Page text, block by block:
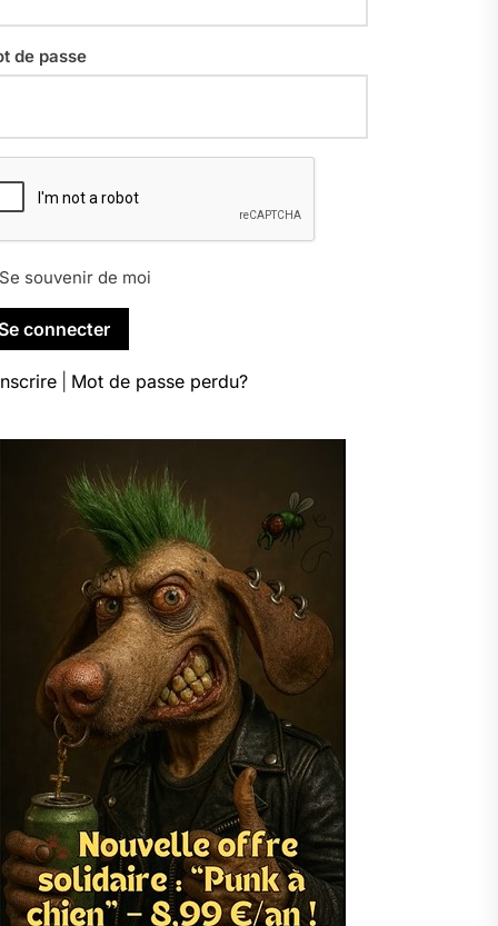
de passe
Se souvenir de moi
Mot de passe perdu?